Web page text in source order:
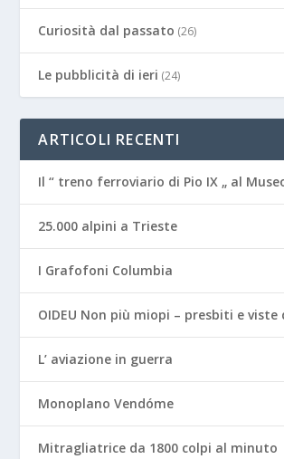
Curiosità dal passato (26)
Le pubblicità di ieri (24)
ARTICOLI RECENTI
Il “ treno ferroviario di Pio IX „ al
25.000 alpini a Trieste
I Grafofoni Columbia
OIDEU Non più miopi – presbiti e viste
L’ aviazione in guerra
Monoplano Vendóme
Mitragliatrice da 1800 colpi al minuto